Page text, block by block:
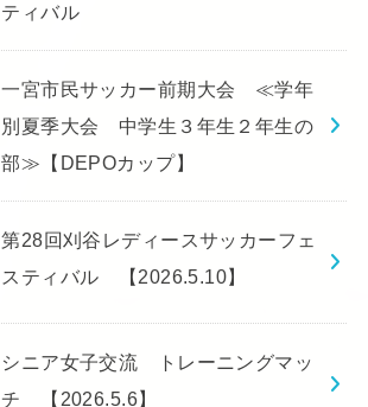
ティバル
一宮市民サッカー前期大会 ≪学年
別夏季大会 中学生３年生２年生の
部≫【DEPOカップ】
第28回刈谷レディースサッカーフェ
スティバル 【2026.5.10】
シニア女子交流 トレーニングマッ
チ 【2026.5.6】